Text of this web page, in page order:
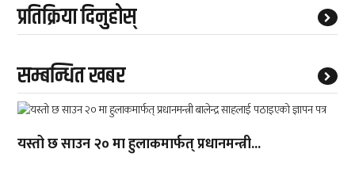
प्रतिक्रिया दिनुहोस्
सम्बन्धित खबर
यस्तो छ साउन २० मा हुलाकमार्फत् प्रधानमन्त्री...